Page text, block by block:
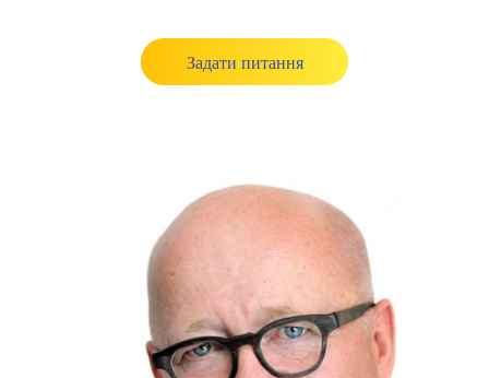
Задати питання